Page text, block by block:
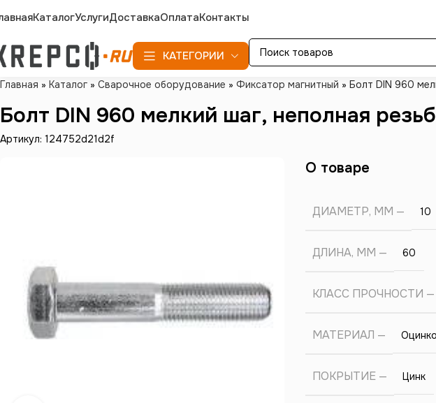
КаталогУслугиДоставкаОплатаКонтакты
КАТЕГОРИИ
Главная » Каталог » Сварочное оборудование » Фиксатор магнитный » Болт DIN 960
Болт DIN 960 мелкий шаг, неполная
Артикул: 124752d21d2f
О товаре
ДИАМЕТР, ММ 10
ДЛИНА, ММ 60
КЛАСС ПРОЧНОСТИ
МАТЕРИАЛ
ПОКРЫТИЕ Цинк